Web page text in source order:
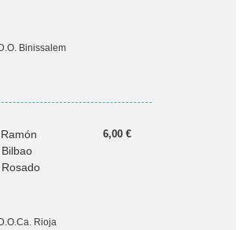
D.O. Binissalem
Bilbao
Rosado
D.O.Ca. Rioja
6,00 €